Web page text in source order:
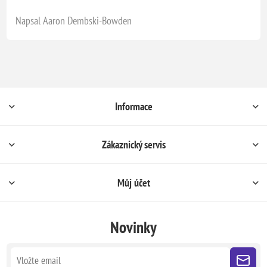
Napsal Aaron Dembski-Bowden
Informace
Zákaznický servis
Můj účet
Novinky